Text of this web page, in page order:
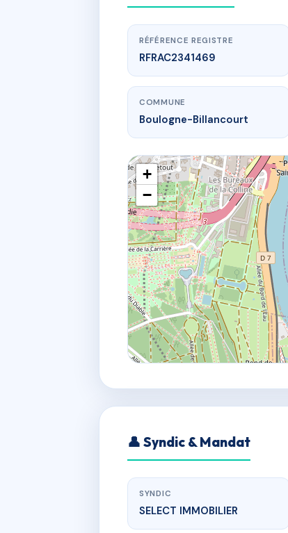
SDC
58 r
RÉFÉRENCE REGISTRE
RFRAC2341469
COMMUNE
Boulogne-Billancourt
+
−
👤 Syndic & Mandat
SYNDIC
SELECT IMMOBILIER